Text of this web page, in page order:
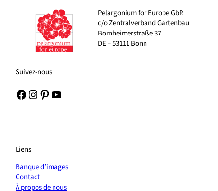
Pelargonium for Europe GbR
c/o Zentralverband Gartenbau
Bornheimerstraße 37
DE – 53111 Bonn
Suivez-nous
Facebook Instagram Pinterest YouTube
Liens
Banque d’images
Contact
À propos de nous